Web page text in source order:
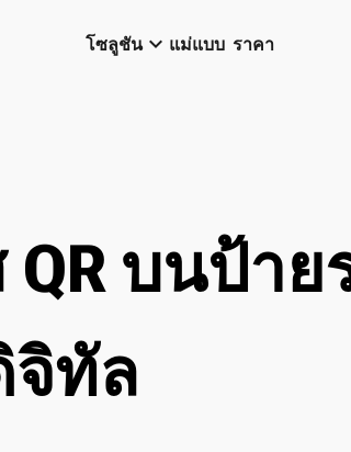
โซลูชันkeyboard_arrow_down แม่แบบ ราคา
บนป้าย
จิทัล